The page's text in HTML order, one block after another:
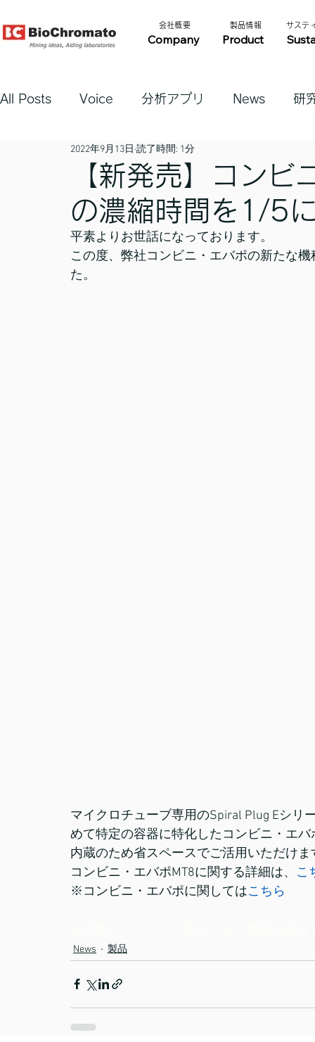
Company Product
​製品情報​​
​会社概要​​ サステ
All Posts Voice 分析アプリ News 研
【新発売】コン
の濃縮時間を1/5
2022年9月13日 読了時間: 1分
平素よりお世話になっております。
この度、弊社コンビニ・エバポの新たな
た。
マイクロチューブ専用のSpiral Plug Eシリ
めて特定の容器に特化したコンビニ・エ
内蔵のため省スペースでご活用いただけま
コンビニ・エバポMT8に関する詳細は、 こ
※コンビニ・エバポに関してはこちら
News 製品